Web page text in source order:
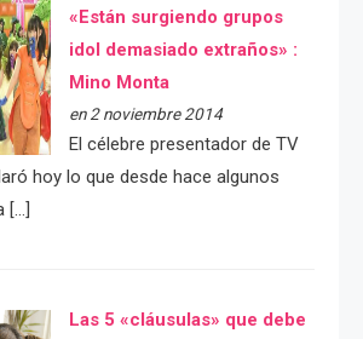
«Están surgiendo grupos
idol demasiado extraños» :
Mino Monta
en 2 noviembre 2014
El célebre presentador de TV
hoy lo que desde hace algunos
[…]
Las 5 «cláusulas» que debe